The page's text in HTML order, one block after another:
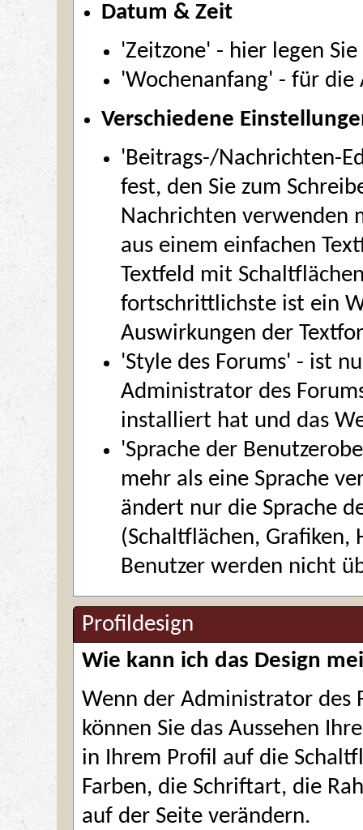
Datum & Zeit
'Zeitzone' - hier legen
'Wochenanfang' - für die
Verschiedene
'Beitrags-/Nachrichten-
fest, den Sie zum
Nachrichten verwenden
aus einem einfachen
Textfeld mit
fortschrittlichste ist ein
Auswirkungen der
'Style des Forums' - ist
Administrator des
installiert hat und das
'Sprache der
mehr als eine Sprache
ändert nur die Sprache
(Schaltflächen,
Benutzer werden nicht
Profildesign
Wie kann ich das Design
Wenn der Administrator des
können Sie das Aussehen
in Ihrem Profil auf die
Farben, die Schriftart, die
auf der Seite verändern.